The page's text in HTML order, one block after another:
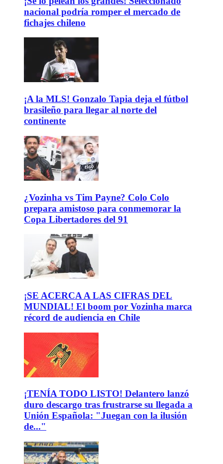
nacional podría romper el mercado de
fichajes chileno
¡A la MLS! Gonzalo Tapia deja el fútbol
brasileño para llegar al norte del
continente
¿Vozinha vs Tim Payne? Colo Colo
prepara amistoso para conmemorar la
Copa Libertadores del 91
¡SE ACERCA A LAS CIFRAS DEL
MUNDIAL! El boom por Vozinha marca
récord de audiencia en Chile
¡TENÍA TODO LISTO! Delantero lanzó
duro descargo tras frustrarse su llegada a
Unión Española: "Juegan con la ilusión
de..."